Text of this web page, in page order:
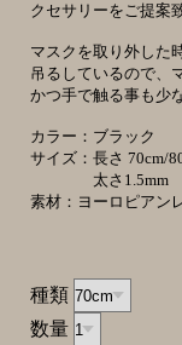
クセサリーをご提案
マスクを取り外した
吊るしているので、
かつ手で触る事も少
カラー：ブラック
サイズ：長さ 70cm/
太さ1.5mm
素材：ヨーロピアン
種類
数量